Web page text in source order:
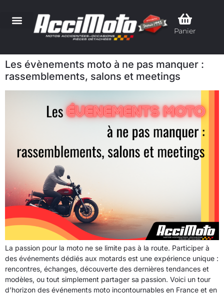
Panier
Les évènements moto à ne pas manquer :
rassemblements, salons et meetings
La passion pour la moto ne se limite pas à la route. Participer à
des événements dédiés aux motards est une expérience unique :
rencontres, échanges, découverte des dernières tendances et
modèles, ou tout simplement partager sa passion. Voici un tour
d’horizon des événements moto incontournables en France et en